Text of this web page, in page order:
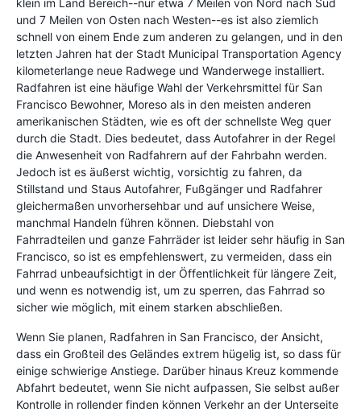
klein im Land Bereich--nur etwa 7 Meilen von Nord nach Süd
und 7 Meilen von Osten nach Westen--es ist also ziemlich
schnell von einem Ende zum anderen zu gelangen, und in den
letzten Jahren hat der Stadt Municipal Transportation Agency
kilometerlange neue Radwege und Wanderwege installiert.
Radfahren ist eine häufige Wahl der Verkehrsmittel für San
Francisco Bewohner, Moreso als in den meisten anderen
amerikanischen Städten, wie es oft der schnellste Weg quer
durch die Stadt. Dies bedeutet, dass Autofahrer in der Regel
die Anwesenheit von Radfahrern auf der Fahrbahn werden.
Jedoch ist es äußerst wichtig, vorsichtig zu fahren, da
Stillstand und Staus Autofahrer, Fußgänger und Radfahrer
gleichermaßen unvorhersehbar und auf unsichere Weise,
manchmal Handeln führen können. Diebstahl von
Fahrradteilen und ganze Fahrräder ist leider sehr häufig in San
Francisco, so ist es empfehlenswert, zu vermeiden, dass ein
Fahrrad unbeaufsichtigt in der Öffentlichkeit für längere Zeit,
und wenn es notwendig ist, um zu sperren, das Fahrrad so
sicher wie möglich, mit einem starken abschließen.
Wenn Sie planen, Radfahren in San Francisco, der Ansicht,
dass ein Großteil des Geländes extrem hügelig ist, so dass für
einige schwierige Anstiege. Darüber hinaus Kreuz kommende
Abfahrt bedeutet, wenn Sie nicht aufpassen, Sie selbst außer
Kontrolle in rollender finden können Verkehr an der Unterseite